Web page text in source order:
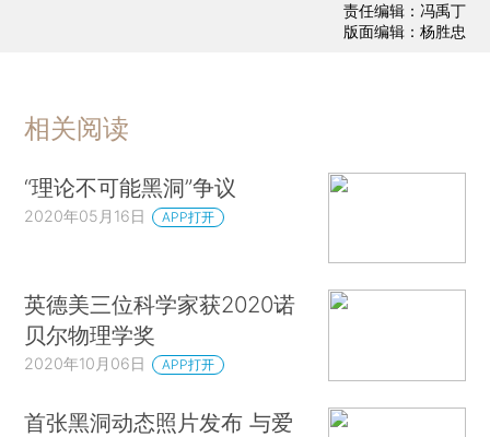
责任编辑：冯禹丁
版面编辑：杨胜忠
相关阅读
“理论不可能黑洞”争议
2020年05月16日 APP打开
英德美三位科学家获2020诺
贝尔物理学奖
2020年10月06日 APP打开
首张黑洞动态照片发布 与爱